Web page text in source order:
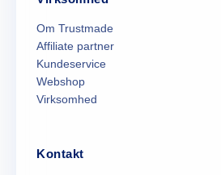
Om Trustmade
Affiliate partner
Kundeservice
Webshop
Virksomhed
Kontakt